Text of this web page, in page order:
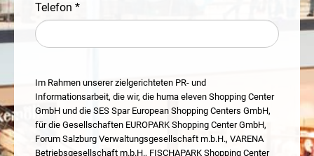
Telefon *
Im Rahmen unserer zielgerichteten PR- und
Informationsarbeit, die wir, die huma eleven Shopping Center
GmbH und die SES Spar European Shopping Centers GmbH,
für die Gesellschaften EUROPARK Shopping Center GmbH,
Forum Salzburg Verwaltungsgesellschaft m.b.H., VARENA
Betriebsgesellschaft m.b.H., FISCHAPARK Shopping Center